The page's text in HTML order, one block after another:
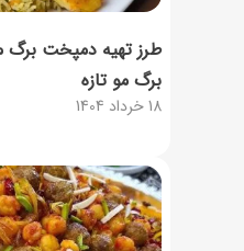
18 خرداد 1404
طرز تهیه دمپخت برگ
برگ مو تازه